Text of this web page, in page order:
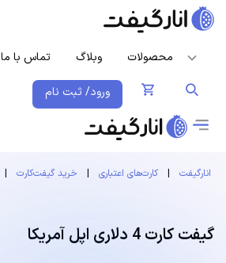
محصولات وبلاگ تماس با ما
ورود/ ثبت نام
انارگیفت | کارت‌های اعتباری | خرید گیفت‌کارت |
گیفت کارت 4 دلاری اپل آمریکا